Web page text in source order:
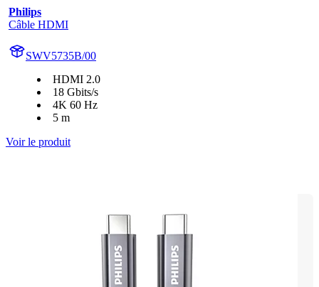
Philips
Câble HDMI
SWV5735B/00
HDMI 2.0
18 Gbits/s
4K 60 Hz
5 m
Voir le produit